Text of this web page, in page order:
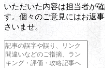
いただいた内容は担当者が
す。個々のご意見にはお返
さいませ。